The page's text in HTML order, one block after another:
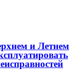
и Летнем